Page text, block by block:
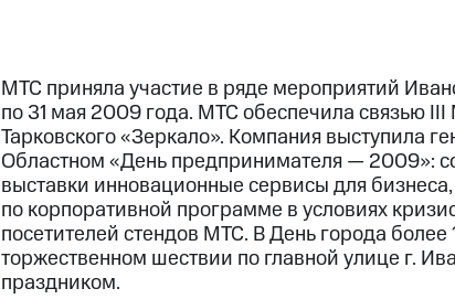
МТС приняла участие в ряде мероприятий
по 31 мая 2009 года. МТС обеспечила связью
Тарковского «Зеркало». Компания выступила
Областном «День предпринимателя — 2009»:
выставки инновационные сервисы для
по корпоративной программе в условиях
посетителей стендов МТС. В День города
торжественном шествии по главной улице г.
праздником.